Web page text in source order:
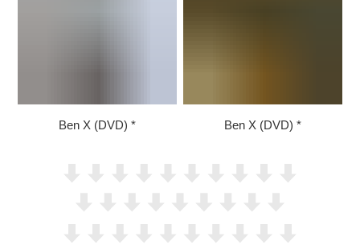
Ben X (DVD) Ben X (DVD)